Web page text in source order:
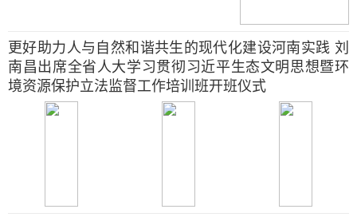
更好助力人与自然和谐共生的现代化建设河南实践 刘
南昌出席全省人大学习贯彻习近平生态文明思想暨环
境资源保护立法监督工作培训班开班仪式